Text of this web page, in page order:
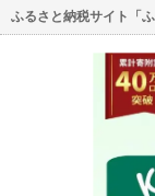
ふるさと納税サイト「ふ